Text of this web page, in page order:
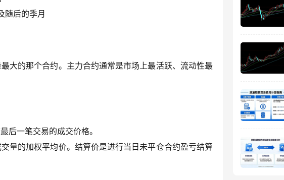
随后的季月
大的那个合约。主力合约通常是市场上最活跃、流动性最
后一笔交易的成交价格。
量的加权平均价。结算价是进行当日未平仓合约盈亏结算